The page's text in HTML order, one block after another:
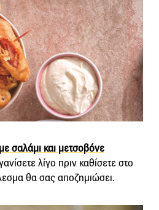
σαλάμι και μετσοβόνε
λίγο πριν καθίσετε στο
θα σας αποζημιώσει.